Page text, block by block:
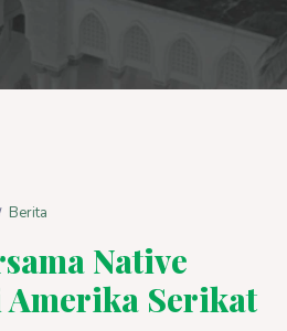
Berita
Native
Amerika Serikat